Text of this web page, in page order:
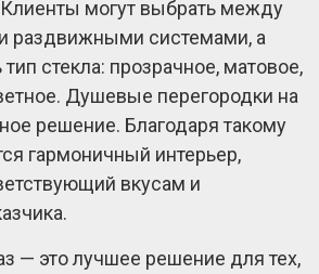
могут выбрать между
раздвижными системами, а
стекла: прозрачное, матовое,
Душевые перегородки на
решение. Благодаря такому
гармоничный интерьер,
вкусам и
— это лучшее решение для тех,